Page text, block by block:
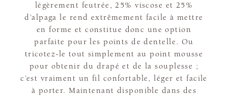
légèrement feutrée, 25% viscose et 25%
d’alpaga le rend extrêmement facile à mettre
en forme et constitue donc une option
parfaite pour les points de dentelle. Ou
tricotez-le tout simplement au point mousse
pour obtenir du drapé et de la souplesse ;
c’est vraiment un fil confortable, léger et facile
à porter. Maintenant disponible dans des